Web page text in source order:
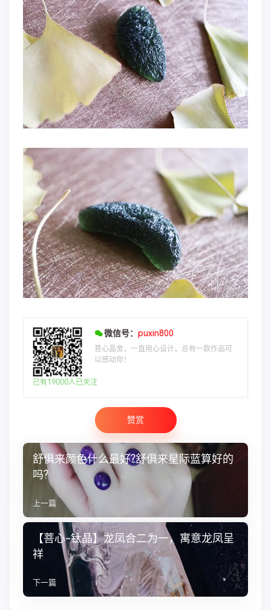
微信号： puxin800
菩心晶舍，一直用心设计，总有一款作品可
以感动你！
已有19000人已关注
赞赏
舒俱来颜色什么最好?舒俱来星际蓝算好的
吗?
上一篇
【菩心-钛晶】龙凤合二为一，寓意龙凤呈
祥
下一篇